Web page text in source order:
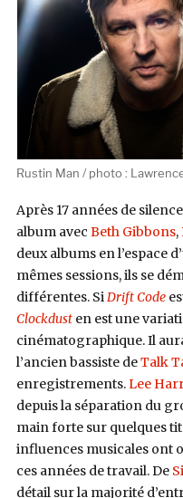
Rustin Man / photo :
Après 17 années de
album avec Beth Gibbons,
deux albums en l’espace
mêmes sessions, ils se
différentes. SiDrift Code
Clockdusten est une
cinématographique. Il
l’ancien bassiste deTalk
enregistrements.Lee
depuis la séparation du
main forte sur quelques
influences musicales ont
ces années de travail. De
détail sur la majorité